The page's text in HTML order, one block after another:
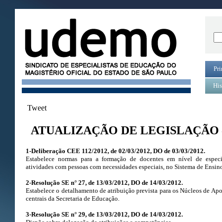
Tweet
ATUALIZAÇÃO DE LEGISLAÇÃO
1-Deliberação CEE 112/2012, de 02/03/2012, DO de 03/03/2012.
Estabelece normas para a formação de docentes em nível de
atividades com pessoas com necessidades especiais, no Sistema de
2-Resolução SE n° 27, de 13/03/2012, DO de 14/03/2012.
Estabelece o detalhamento de atribuição prevista para os Núcleos de
centrais da Secretaria de Educação.
3-Resolução SE n° 29, de 13/03/2012, DO de 14/03/2012.